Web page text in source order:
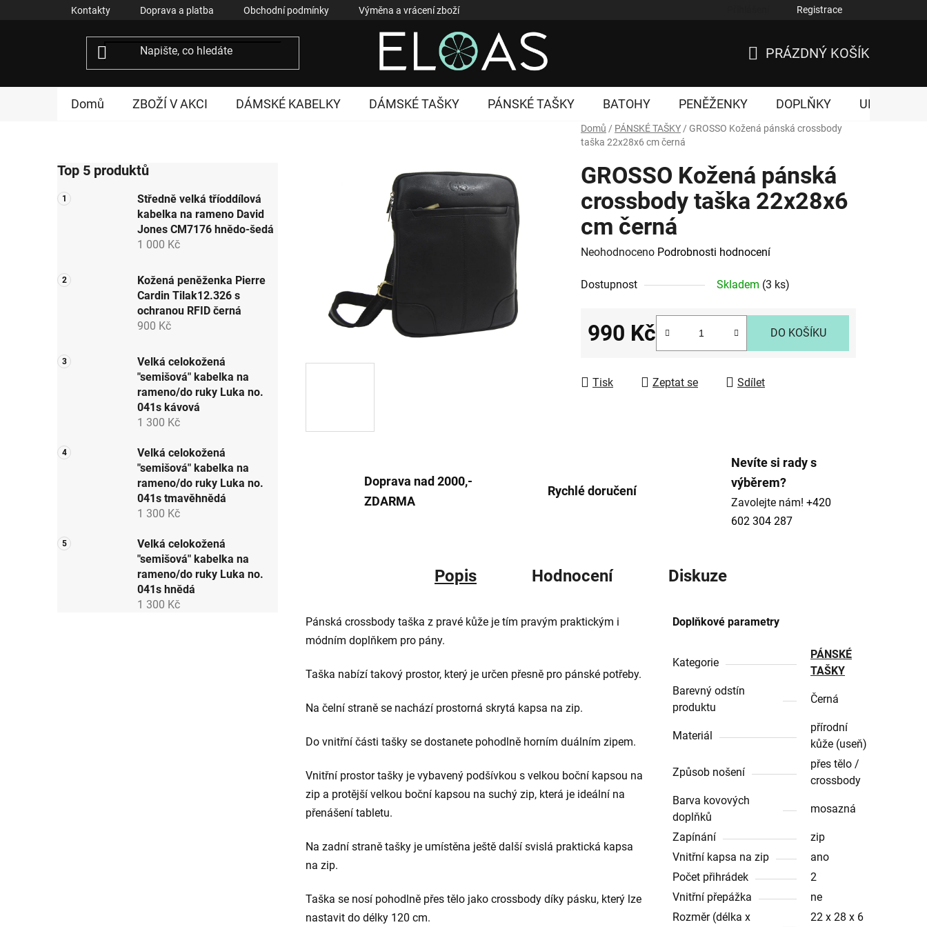
Kontakty Doprava a platba Obchodní podmínky Výměna a vrácení zboží Registrace
KOŠÍK
PRÁZDNÝ KOŠÍK
Domů ZBOŽÍ V AKCI DÁMSKÉ KABELKY DÁMSKÉ TAŠKY PÁNSKÉ TAŠKY BATOHY PENĚŽENKY DOPLŇKY UNISEX
Domů / PÁNSKÉ TAŠKY / GROSSO Kožená pánská crossbody
taška 22x28x6 cm černá
o
s
t
n
n
e
Top 5 produktů
Středně velká tříoddílová
kabelka na rameno David
Jones CM7176 hnědo-šedá
1 000 Kč
Kožená peněženka Pierre
Cardin Tilak12.326 s
ochranou RFID černá
900 Kč
Velká celokožená
"semišová" kabelka na
rameno/do ruky Luka no.
041s kávová
1 300 Kč
Velká celokožená
"semišová" kabelka na
rameno/do ruky Luka no.
041s tmavěhnědá
1 300 Kč
Velká celokožená
"semišová" kabelka na
rameno/do ruky Luka no.
041s hnědá
1 300 Kč
GROSSO Kožená pánská
crossbody taška 22x28x6
cm černá
Průměrné
produktu
0,0
hvězdiček.
Neohodnoceno Podrobnosti hodnocení
Dostupnost Skladem (3 ks)
990 Kč DO KOŠÍKU
Tisk Zeptat se Sdílet
Doprava nad 2000,-
ZDARMA
Rychlé doručení
Nevíte si rady s
výběrem?
Zavolejte nám! +420
602 304 287
Popis Hodnocení Diskuze
Pánská crossbody taška z pravé kůže je tím pravým praktickým i
módním doplňkem pro pány.
Taška nabízí takový prostor, který je určen přesně pro pánské potřeby.
Na čelní straně se nachází prostorná skrytá kapsa na zip.
Do vnitřní části tašky se dostanete pohodlně horním duálním zipem.
Vnitřní prostor tašky je vybavený podšívkou s velkou boční kapsou na
zip a protější velkou boční kapsou na suchý zip, která je ideální na
přenášení tabletu.
Na zadní straně tašky je umístěna ještě další svislá praktická kapsa
na zip.
Taška se nosí pohodlně přes tělo jako crossbody díky pásku, který lze
nastavit do délky 120 cm.
Doplňkové parametry
Kategorie
PÁNSKÉ
TAŠKY
Barevný odstín
produktu
Černá
Materiál
přírodní
kůže (useň)
Způsob nošení
přes tělo /
crossbody
Barva kovových
doplňků
mosazná
Zapínání
zip
Vnitřní kapsa na zip
ano
Počet přihrádek
2
Vnitřní přepážka
ne
Rozměr (délka x
22 x 28 x 6